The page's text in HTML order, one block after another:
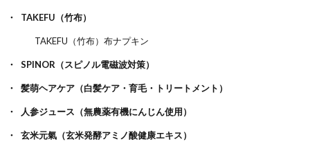
TAKEFU（竹布）
TAKEFU（竹布）布ナプキン
SPINOR（スピノル電磁波対策）
髪萌ヘアケア（白髪ケア・育毛・トリートメント）
人参ジュース（無農薬有機にんじん使用）
玄米元氣（玄米発酵アミノ酸健康エキス）